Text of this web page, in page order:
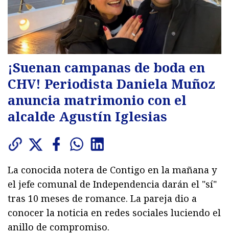
¡Suenan campanas de boda en
CHV! Periodista Daniela Muñoz
anuncia matrimonio con el
alcalde Agustín Iglesias
La conocida notera de Contigo en la mañana y
el jefe comunal de Independencia darán el "sí"
tras 10 meses de romance. La pareja dio a
conocer la noticia en redes sociales luciendo el
anillo de compromiso.